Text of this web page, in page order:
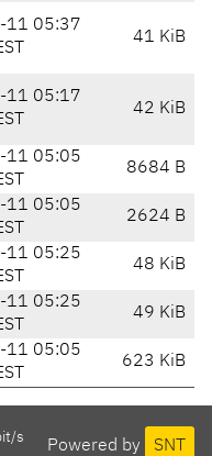
11 05:37
41 KiB
11 05:17
42 KiB
11 05:05
8684 B
11 05:05
2624 B
11 05:25
48 KiB
11 05:25
49 KiB
11 05:05
623 KiB
Powered by SNT
s